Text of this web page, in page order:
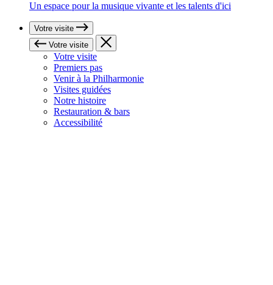
Un espace pour la musique vivante et les talents d'ici
Votre visite
Votre visite
Votre visite
Premiers pas
Venir à la Philharmonie
Visites guidées
Notre histoire
Restauration & bars
Accessibilité